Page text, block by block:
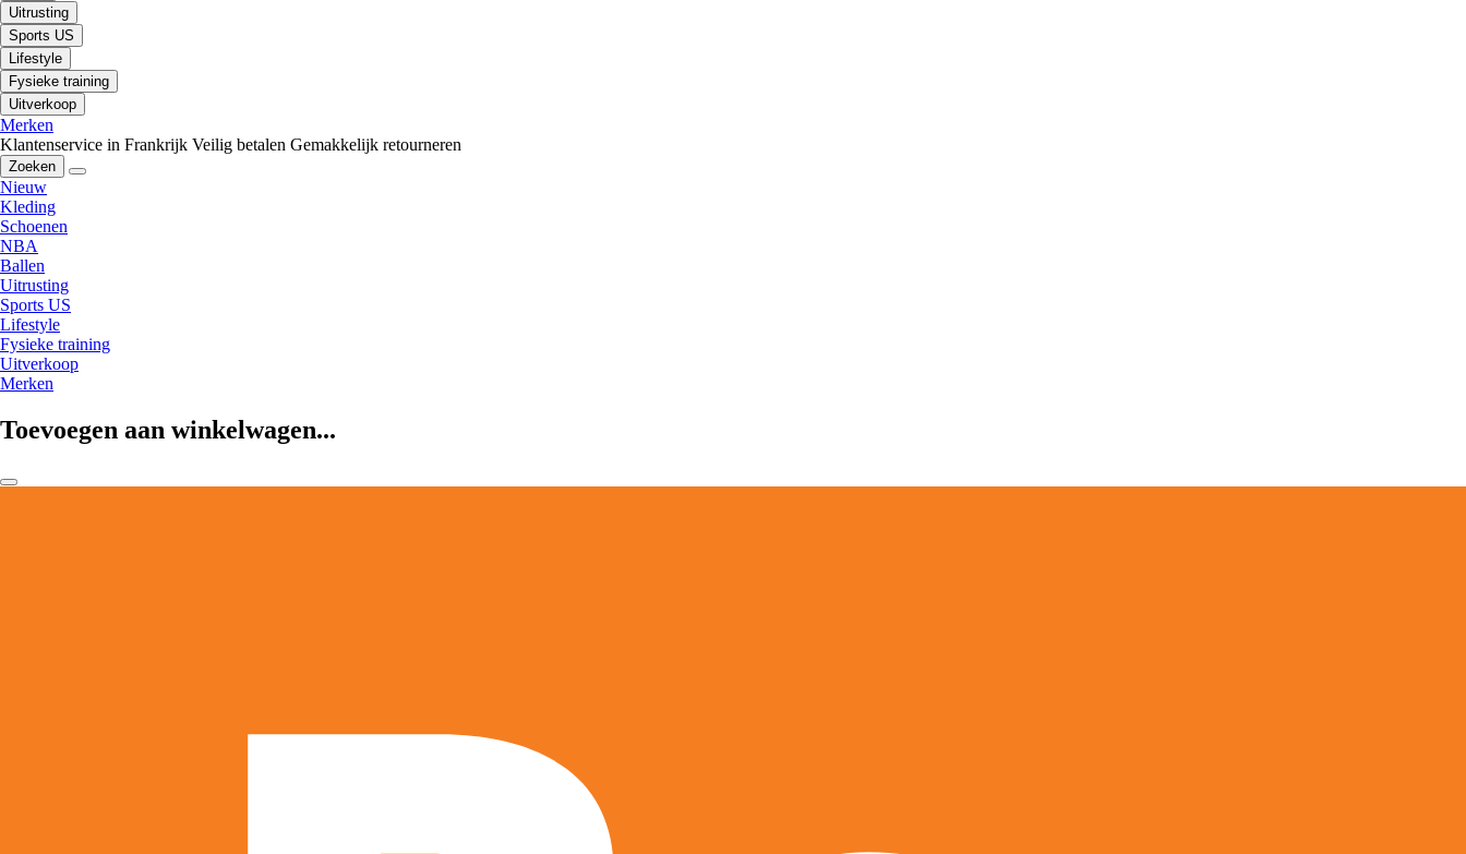
Uitrusting
Sports US
Lifestyle
Fysieke training
Uitverkoop
Merken
Klantenservice in Frankrijk Veilig betalen Gemakkelijk retourneren
Zoeken
Nieuw
Kleding
Schoenen
NBA
Ballen
Uitrusting
Sports US
Lifestyle
Fysieke training
Uitverkoop
Merken
Toevoegen aan winkelwagen...